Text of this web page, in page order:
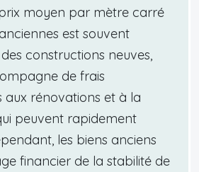
moyen par mètre carré
est souvent
constructions neuves,
de frais
aux rénovations et à la
peuvent rapidement
les biens anciens
financier de la stabilité de